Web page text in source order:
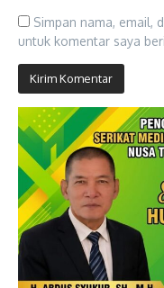
Simpan nama, email,
untuk komentar saya